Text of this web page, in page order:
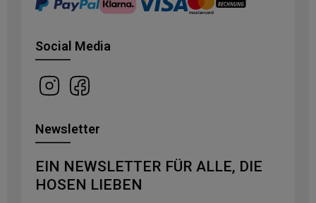
Social Media
Newsletter
EIN NEWSLETTER FÜR ALLE, DIE
HOSEN LIEBEN